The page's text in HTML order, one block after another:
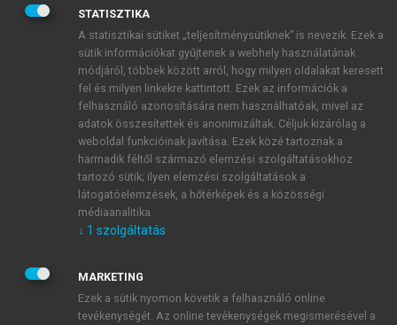
BELÉPÉS SAJÁT FIÓKKAL
ÚJ FIÓK LÉTREHOZÁSA
1 óra díjmentes hozzáférés
E-MAIL-CÍM
JELSZÓ
STATISZTIKA
A statisztikai sütiket „teljesítménysütiknek” is nevezik. Ezek a
sütik információkat gyűjtenek a webhely használatának
módjáról, többek között arról, hogy milyen oldalakat keresett
fel és milyen linkekre kattintott. Ezek az információk a
felhasználó azonosítására nem használhatóak, mivel az
adatok összesítettek és anonimizáltak. Céljuk kizárólag a
weboldal funkcióinak javítása. Ezek közé tartoznak a
harmadik féltől származó elemzési szolgáltatásokhoz
tartozó sütik; ilyen elemzési szolgáltatások a
látogatóelemzések, a hőtérképek és a közösségi
médiaanalitika.
↓ 1 szolgáltatás
MARKETING
Ezek a sütik nyomon követik a felhasználó online
tevékenységét. Az online tevékenységek megismerésével a